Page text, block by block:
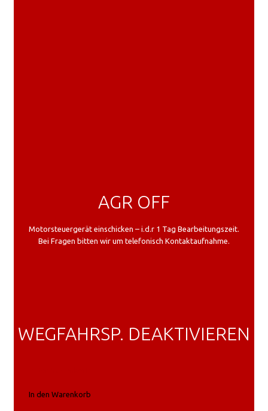
WEGFAHRSP. DEAKTIVIEREN
In den Warenkorb
AGR OFF
Motorsteuergerät einschicken – i.d.r 1 Tag Bearbeitungszeit.
Bei Fragen bitten wir um telefonisch Kontaktaufnahme.